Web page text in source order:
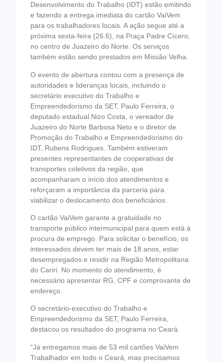
Desenvolvimento do Trabalho (IDT) estão emitindo
e fazendo a entrega imediata do cartão VaiVem
para os trabalhadores locais. A ação segue até a
próxima sexta-feira (26.6), na Praça Padre Cícero,
no centro de Juazeiro do Norte. Os serviços
também estão sendo prestados em Missão Velha.
O evento de abertura contou com a presença de
autoridades e lideranças locais, incluindo o
secretário executivo do Trabalho e
Empreendedorismo da SET, Paulo Ferreira, o
deputado estadual Nizo Costa, o vereador de
Juazeiro do Norte Barbosa Neto e o diretor de
Promoção do Trabalho e Empreendedorismo do
IDT, Rubens Rodrigues. Também estiveram
presentes representantes de cooperativas de
transportes coletivos da região, que
acompanharam o início dos atendimentos e
reforçaram a importância da parceria para
viabilizar o deslocamento dos beneficiários.
O cartão VaiVem garante a gratuidade no
transporte público intermunicipal para quem está à
procura de emprego. Para solicitar o benefício, os
interessados devem ter mais de 18 anos, estar
desempregados e residir na Região Metropolitana
do Cariri. No momento do atendimento, é
necessário apresentar RG, CPF e comprovante de
endereço.
O secretário-executivo do Trabalho e
Empreendedorismo da SET, Paulo Ferreira,
destacou os resultados do programa no Ceará.
“Já entregamos mais de 53 mil cartões VaiVem
Trabalhador em todo o Ceará, mas precisamos